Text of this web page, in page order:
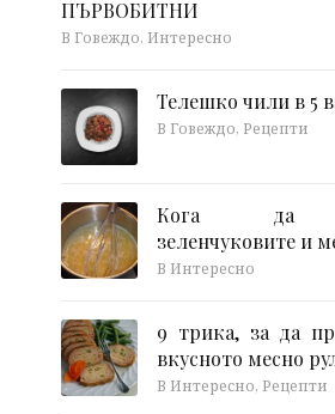
ПЪРВОБИТНИ
В Говеждо, Интересно
Телешко чили в 5
В Говеждо, Рецепти
Кога да
зеленчуковите и
В Интересно
9 трика, за да
вкусното месно
В Интересно, Рецепти